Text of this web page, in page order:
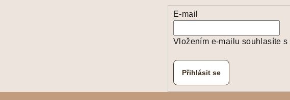
E-mail
Vložením e-mailu souhlasíte s
Přihlásit se